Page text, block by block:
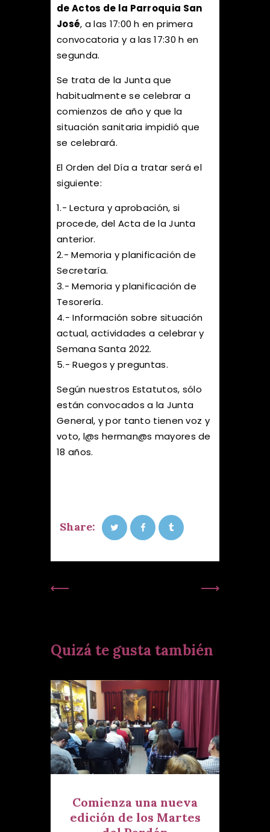
de Actos de la Parroquia San
José, a las 17:00 h en primera
convocatoria y a las 17:30 h en
segunda.
Se trata de la Junta que
habitualmente se celebrar a
comienzos de año y que la
situación sanitaria impidió que
se celebrará.
El Orden del Día a tratar será el
siguiente:
1.- Lectura y aprobación, si
procede, del Acta de la Junta
anterior.
2.- Memoria y planificación de
Secretaría.
3.- Memoria y planificación de
Tesorería.
4.- Información sobre situación
actual, actividades a celebrar y
Semana Santa 2022.
5.- Ruegos y preguntas.
Según nuestros Estatutos, sólo
están convocados a la Junta
General, y por tanto tienen voz y
voto, l@s herman@s mayores de
18 años.
Share:
Quizá te gusta también
Comienza una nueva
edición de los Martes